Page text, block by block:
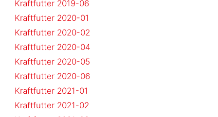
Kraftfutter 2019-06
Kraftfutter 2020-01
Kraftfutter 2020-02
Kraftfutter 2020-04
Kraftfutter 2020-05
Kraftfutter 2020-06
Kraftfutter 2021-01
Kraftfutter 2021-02